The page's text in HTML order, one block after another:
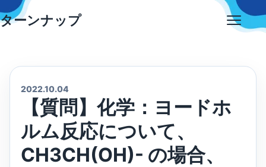
Skip
to
ターンナップ
2022.10.04
【質問】化学：ヨードホ
ルム反応について、
CH3CH(OH)- の場合、